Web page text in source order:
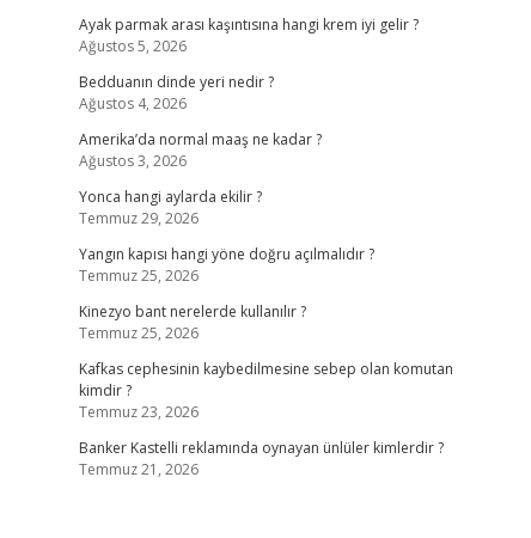
Ayak parmak arası kaşıntısına hangi krem iyi gelir ?
Ağustos 5, 2026
Bedduanın dinde yeri nedir ?
Ağustos 4, 2026
Amerika’da normal maaş ne kadar ?
Ağustos 3, 2026
Yonca hangi aylarda ekilir ?
Temmuz 29, 2026
Yangın kapısı hangi yöne doğru açılmalıdır ?
Temmuz 25, 2026
Kinezyo bant nerelerde kullanılır ?
Temmuz 25, 2026
Kafkas cephesinin kaybedilmesine sebep olan komutan
kimdir ?
Temmuz 23, 2026
Banker Kastelli reklamında oynayan ünlüler kimlerdir ?
Temmuz 21, 2026